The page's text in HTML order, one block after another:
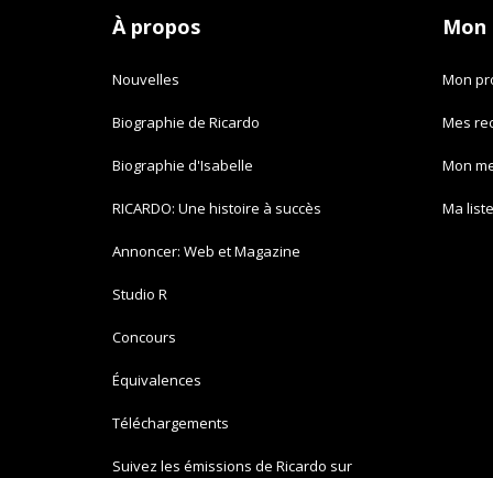
À propos
Nouvelles
Biographie de Ricardo
Biographie d'Isabelle
RICARDO: Une histoire à succès
Annoncer: Web et Magazine
Studio R
Concours
Équivalences
Téléchargements
Suivez les émissions de Ricardo sur
Mon
Mon
Mes
Mon
Ma